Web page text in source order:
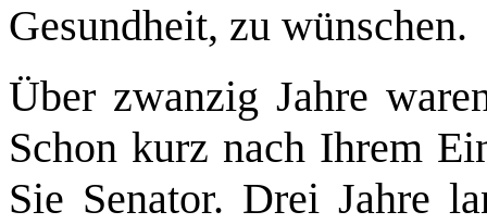
Gesundheit, zu wünschen.
Über zwanzig Jahre
Schon kurz nach Ihrem
Sie Senator. Drei Jahre